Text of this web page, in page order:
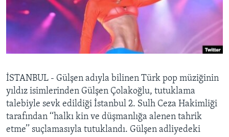
HAYATTAN
SANAT
BIZI TAKIP EDIN
Diller
İSTANBUL - Gülşen adıyla bilinen Türk pop müziğinin
yıldız isimlerinden Gülşen Çolakoğlu, tutuklama
talebiyle sevk edildiği İstanbul 2. Sulh Ceza Hakimliği
tarafından ‘‘halkı kin ve düşmanlığa alenen tahrik
etme’’ suçlamasıyla tutuklandı. Gülşen adliyedeki